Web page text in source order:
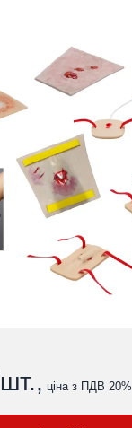
ціна з ПДВ 20%